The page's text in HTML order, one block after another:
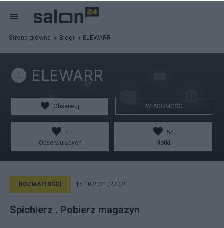
Strona główna Blogi ELEWARR
ELEWARR
Obserwuj WIADOMOŚĆ
0
Obserwujących
55
Notki
ROZMAITOŚCI 15.10.2021, 22:02
Spichlerz . Pobierz magazyn